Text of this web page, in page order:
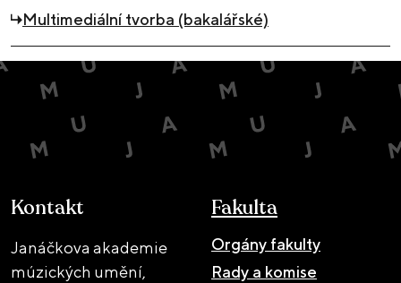
Multimediální tvorba (bakalářské)
Kontakt
Janáčkova akademie
múzických umění,
Fakulta
Orgány fakulty
Rady a komise